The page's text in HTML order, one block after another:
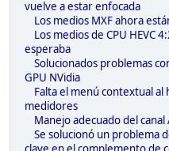
vuelve a estar enfocada
Los medios MXF ahora
Los medios de CPU HEVC
esperaba
Solucionados problemas
GPU NVidia
Falta el menú contextual al
medidores
Manejo adecuado del canal
Se solucionó un problema